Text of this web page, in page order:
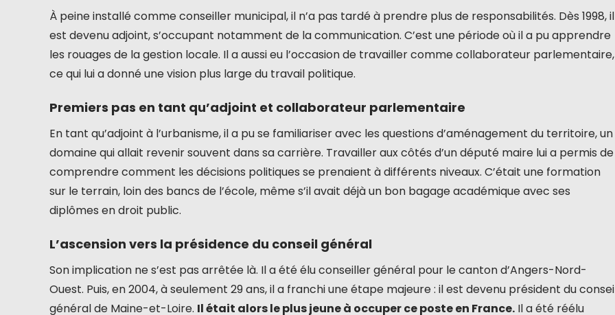
À peine installé comme conseiller municipal, il n’a pas tardé à prendre plus de responsabilités. Dès 1998, il
est devenu adjoint, s’occupant notamment de la communication. C’est une période où il a pu apprendre
les rouages de la gestion locale. Il a aussi eu l’occasion de travailler comme collaborateur parlementaire,
ce qui lui a donné une vision plus large du travail politique.
Premiers pas en tant qu’adjoint et collaborateur parlementaire
En tant qu’adjoint à l’urbanisme, il a pu se familiariser avec les questions d’aménagement du territoire, un
domaine qui allait revenir souvent dans sa carrière. Travailler aux côtés d’un député maire lui a permis de
comprendre comment les décisions politiques se prenaient à différents niveaux. C’était une formation
sur le terrain, loin des bancs de l’école, même s’il avait déjà un bon bagage académique avec ses
diplômes en droit public.
L’ascension vers la présidence du conseil général
Son implication ne s’est pas arrêtée là. Il a été élu conseiller général pour le canton d’Angers-Nord-
Ouest. Puis, en 2004, à seulement 29 ans, il a franchi une étape majeure : il est devenu président du
général de Maine-et-Loire. Il était alors le plus jeune à occuper ce poste en France. Il a été réélu